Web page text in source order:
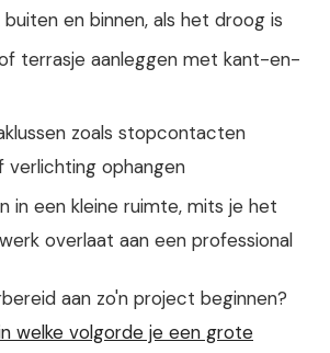
en binnen, als het droog is
terrasje aanleggen met kant-en-
zoals stopcontacten
verlichting ophangen
in een kleine ruimte, mits je het
overlaat aan een professional
aan zo'n project beginnen?
welke volgorde je een grote